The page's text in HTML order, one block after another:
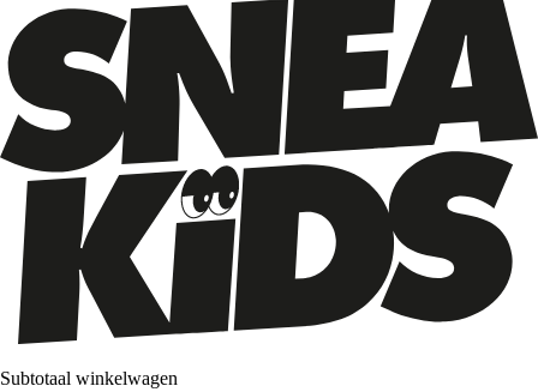
Subtotaal winkelwagen